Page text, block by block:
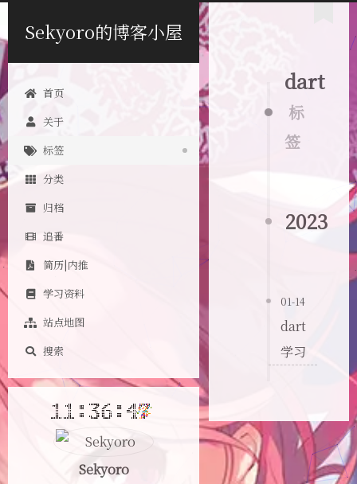
Sekyoro的博客小屋
首页
关于
标签
分类
归档
追番
简历|内推
学习资料
站点地图
搜索
dart
标
签
2023
01-14
dart
学习
Sekyoro